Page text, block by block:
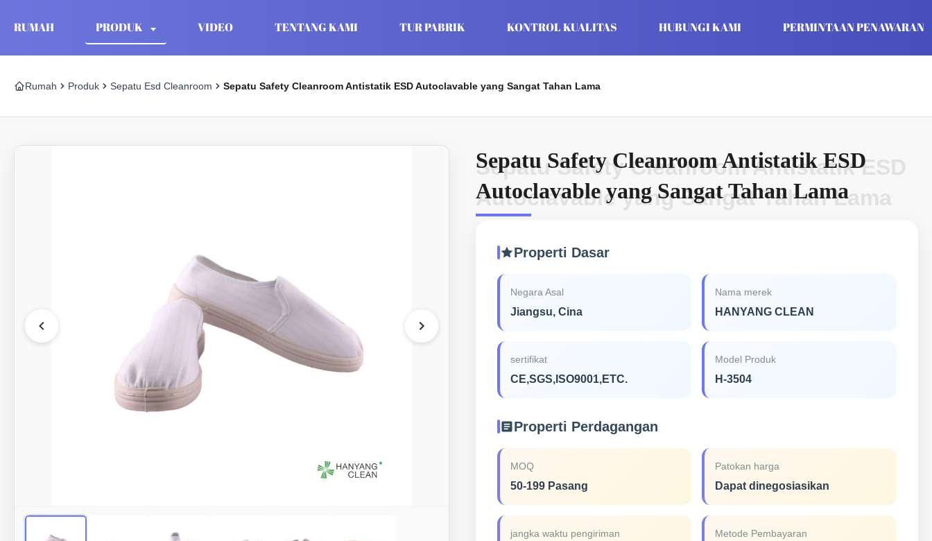
RUMAH PRODUK VIDEO TENTANG KAMI TUR PABRIK KONTROL KUALITAS HUBUNGI KAMI PERMINTAAN PENAWARAN
Rumah Produk Sepatu Esd Cleanroom Sepatu Safety Cleanroom Antistatik ESD Autoclavable yang Sangat Tahan Lama
Sepatu Safety Cleanroom Antistatik ESD
Autoclavable yang Sangat Tahan Lama
Sepatu Safety Cleanroom Antistatik ESD
Autoclavable yang Sangat Tahan Lama
Properti Dasar
Negara Asal
Jiangsu, Cina
Nama merek
HANYANG CLEAN
sertifikat
CE,SGS,ISO9001,ETC.
Model Produk
H-3504
Properti Perdagangan
MOQ
50-199 Pasang
Patokan harga
Dapat dinegosiasikan
jangka waktu pengiriman Metode Pembayaran